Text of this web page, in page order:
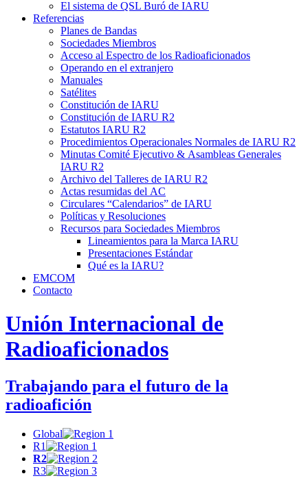
El sistema de QSL Buró de IARU
Referencias
Planes de Bandas
Sociedades Miembros
Acceso al Espectro de los Radioaficionados
Operando en el extranjero
Manuales
Satélites
Constitución de IARU
Constitución de IARU R2
Estatutos IARU R2
Procedimientos Operacionales Normales de IARU R2
Minutas Comité Ejecutivo & Asambleas Generales
IARU R2
Archivo del Talleres de IARU R2
Actas resumidas del AC
Circulares “Calendarios” de IARU
Políticas y Resoluciones
Recursos para Sociedades Miembros
Lineamientos para la Marca IARU
Presentaciones Estándar
Qué es la IARU?
EMCOM
Contacto
Unión Internacional de
Radioaficionados
Trabajando para el futuro de la
radioafición
Global
R1
R2
R3